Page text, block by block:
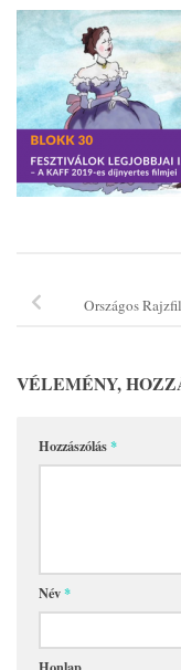
Országos
VÉLEMÉNY,
Hozzászólás*
Név*